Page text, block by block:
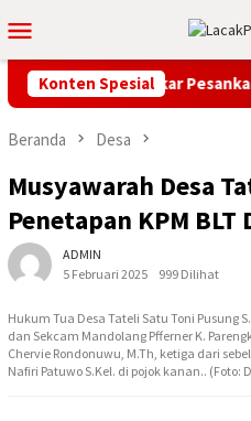
ke
kontenMobile
Konten Spesial
Franky Wongkar Pesankan
Beranda Desa
Musyawarah Desa
Penetapan KPM BLT
ADMIN
5 Februari 2025
999 Dilihat
Hukum Tua Desa Tateli Satu Toni Pusung
dan Sekcam Mandolang Pfferner K.
Chervie Rondonuwu, M.Th, ketiga dari
Nafiri Patuwo S.Kel. di pojok kanan.. (Foto: